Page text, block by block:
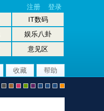
IT数码
娱乐八卦
意见区
注册 登录
收藏 帮助